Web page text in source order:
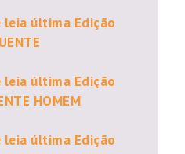
leia última Edição
leia última Edição
HOMEM
leia última Edição